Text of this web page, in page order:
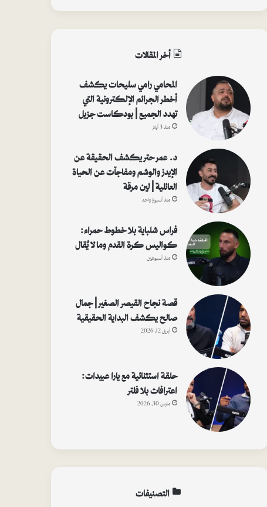
ح
أخر المقالات
المحامي رامي سليحات يكشف
أخطر الجرائم الإلكترونية التي
تهدد الجميع | بودكاست جزيل
منذ 3 أيام
د. عمر حتر يكشف الحقيقة عن
الإيدز والوشم ومفاجآت عن الحياة
العائلية | لين مرقة
منذ أسبوع واحد
فراس شلباية بلا خطوط حمراء:
كواليس كرة القدم وما لا يُقال
منذ أسبوعين
قصة نجاح القيصر الصغير | جمال
صالح يكشف البداية الحقيقية
أبريل 12, 2026
حلقة استثنائية مع يارا عبيدات:
اعترافات بلا فلتر
مارس 30, 2026
التصنيفات